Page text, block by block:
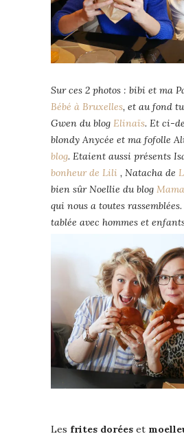
Sur ces 2 photos : bibi et ma
Bébé à Bruxelles, et au fond
Gwen du blog Elinaïs. Et ci-
blondy Anycée et ma fofolle
blog. Etaient aussi présents
bonheur de Lili , Natacha de
bien sûr Noellie du blog
qui nous a toutes rassemblées.
tablée avec hommes et
Les frites dorées et